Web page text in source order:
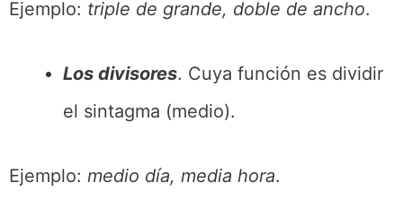
Ejemplo: triple de grande, doble de ancho.
Los divisores. Cuya función es dividir
el sintagma (medio).
Ejemplo: medio día, media hora.